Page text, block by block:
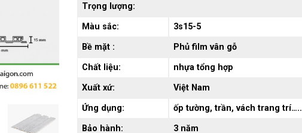
Trọng lượng:
Màu sắc:
3s15-5
Bề mặt :
Phủ film vân gỗ
Chất liệu:
nhựa tổng hợp
Xuất xứ:
Việt Nam
Ứng dụng:
ốp tường, trần, vách trang trí…..
Bảo hành:
3 năm